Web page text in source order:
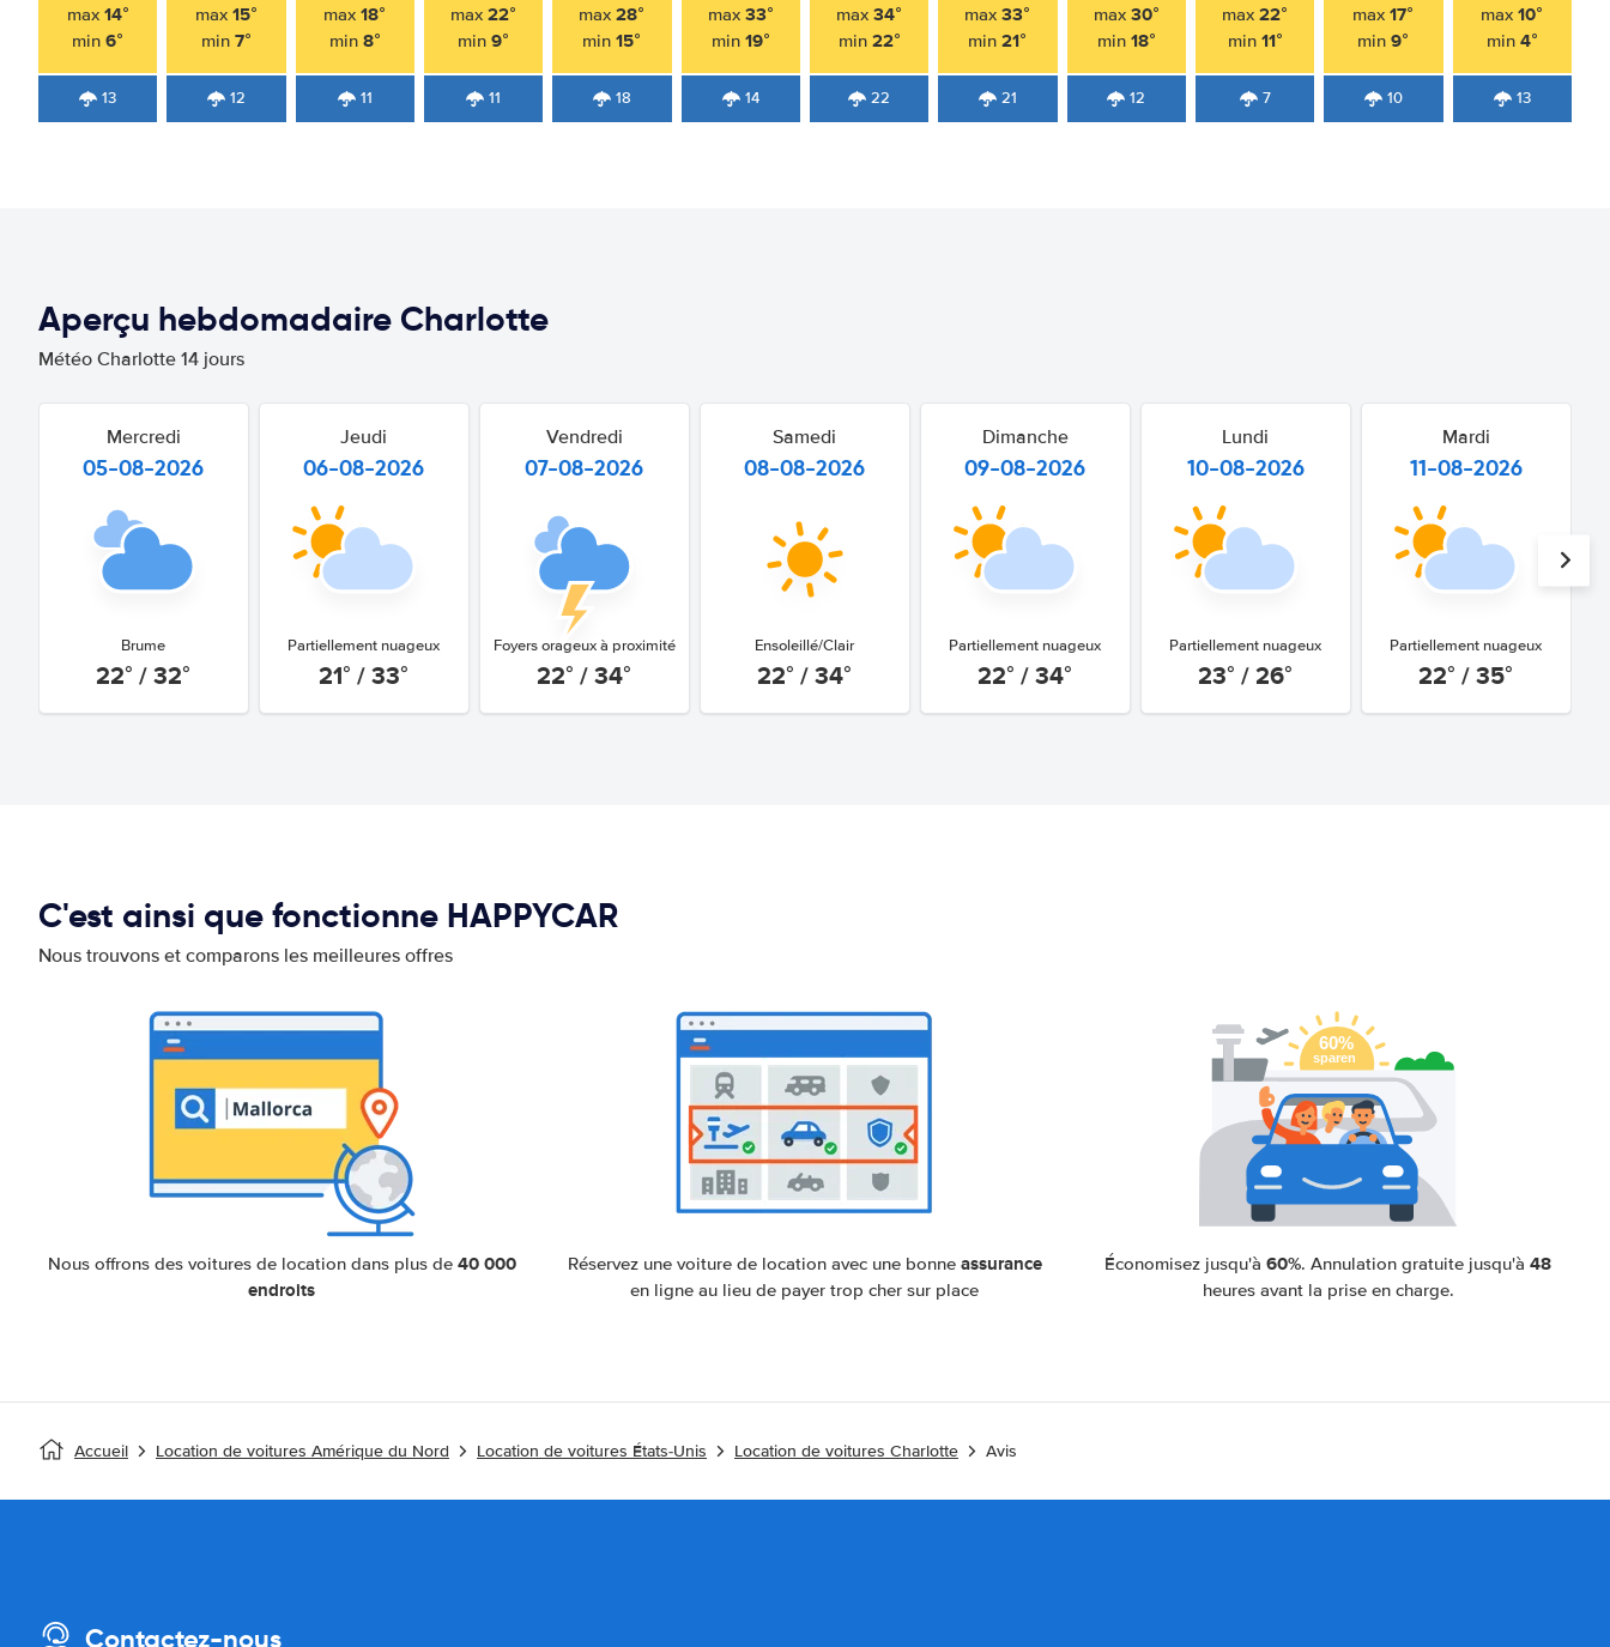
max 14°
min6°
13
max 15°
min 7°
12
max18°
min 8°
11
max22°
min9°
11
max28°
min15°
18
max 33°
min 19°
14
max34°
min 22°
22
max33°
min21°
21
max 30°
min 18°
12
max22°
min 11°
7
max17°
min9°
10
max10°
min 4°
13
Aperçu hebdomadaire Charlotte
Météo Charlotte 14 jours
Mercredi
05-08-2026
Brume
22° / 32°
Jeudi
06-08-2026
Partiellement nuageux
21° / 33°
Vendredi
07-08-2026
Foyers orageux à proximité
22° / 34°
Samedi
08-08-2026
Ensoleillé/Clair
22° / 34°
Dimanche
09-08-2026
Partiellement nuageux
22° / 34°
Lundi
10-08-2026
Partiellement nuageux
23° / 26°
Mardi
11-08-2026
Partiellement nuageux
22° / 35°
C'est ainsi que fonctionne HAPPYCAR
Nous trouvons et comparons les meilleures offres
Nous offrons des voitures de location dans plus de 40 000
endroits
Réservez une voiture de location avec une bonne assurance
en ligne au lieu de payer trop cher sur place
Économisez jusqu'à60%. Annulation gratuite jusqu'à48
heures avant la prise en charge.
Accueil Location de voitures Amérique du Nord Location de voitures États-Unis Location de voitures Charlotte Avis
Contactez-nous